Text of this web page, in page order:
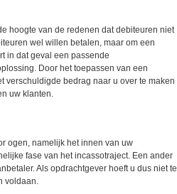
hoogte van de redenen dat debiteuren niet
wel willen betalen, maar om een
in dat geval een passende
Door het toepassen van een
verschuldigde bedrag naar u over te maken
uw klanten.
ogen, namelijk het innen van uw
fase van het incassotraject. Een ander
Als opdrachtgever hoeft u dus niet te
voldaan.